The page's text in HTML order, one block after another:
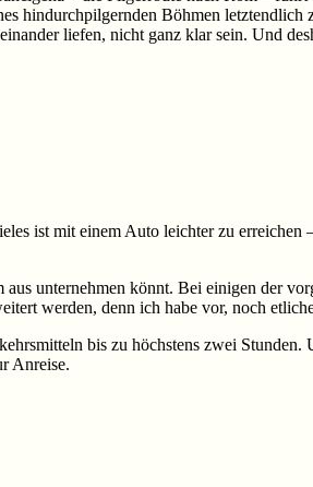
hindurchpilgernden Böhmen
liefen, nicht ganz klar sein. Und
ist mit einem Auto leichter zu
unternehmen könnt. Bei einigen der
werden, denn ich habe vor, noch
bis zu höchstens zwei
Anreise.